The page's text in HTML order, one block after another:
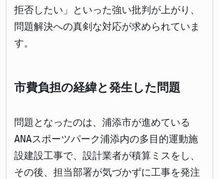
拒否したい」といった強い批判が上がり、
問題解決への真剣な対応が求められていま
す。
市費負担の経緯と発生した問題
問題となったのは、浦添市が進めている
ANAスポーツパーク浦添内の多目的運動施
設建設工事で、設計業者が積算ミスをし、
その後、担当部署が気づかずに工事を発注